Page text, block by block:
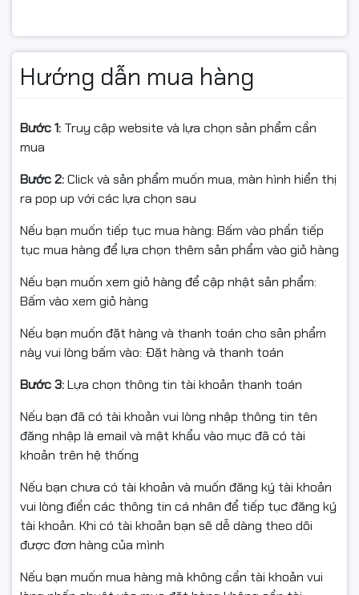
chạy Office, Zoom/Meet, phần mềm đồ hoạ nhẹ mượt
🔧 Lưu ý khi lắp đặt
Chỉ dùng cho mainboard hỗ trợ DDR3 (RAM thanh dài
của PC, không dùng cho laptop).
Nên dùng chung với RAM có bus tương đồng (1600MHz)
để tối ưu độ ổn định.
Khi lắp:
Tắt nguồn, rút điện máy tính
Vệ sinh nhẹ chân RAM & khe RAM (nếu bám bụi)
Cắm đúng chiều, ấn đều 2 đầu tới khi chốt RAM gài khít.
🧾 Cam kết
✅ Hàng chính hãng – mới 100%
✅ Xuất hóa đơn Full VAT theo yêu cầu
✅ Hỗ trợ tư vấn lắp đặt & test nếu khách cần
📦 ĐIỀU KIỆN HOÀN HÀNG (📦)
Vui lòng quay video rõ quá trình mở gói để làm bằng
chứng nếu có:
Hướng dẫn mua hàng
Bước 1: Truy cập website và lựa chọn sản phẩm cần
mua
Bước 2:Click và sản phẩm muốn mua, màn hình hiển thị
ra pop up với các lựa chọn sau
Nếu bạn muốn tiếp tục mua hàng: Bấm vào phần tiếp
tục mua hàng để lựa chọn thêm sản phẩm vào giỏ hàng
Nếu bạn muốn xem giỏ hàng để cập nhật sản phẩm:
Bấm vào xem giỏ hàng
Nếu bạn muốn đặt hàng và thanh toán cho sản phẩm
này vui lòng bấm vào: Đặt hàng và thanh toán
Bước 3:Lựa chọn thông tin tài khoản thanh toán
Nếu bạn đã có tài khoản vui lòng nhập thông tin tên
đăng nhập là email và mật khẩu vào mục đã có tài
khoản trên hệ thống
Nếu bạn chưa có tài khoản và muốn đăng ký tài khoản
vui lòng điền các thông tin cá nhân để tiếp tục đăng ký
tài khoản. Khi có tài khoản bạn sẽ dễ dàng theo dõi
được đơn hàng của mình
Nếu bạn muốn mua hàng mà không cần tài khoản vui